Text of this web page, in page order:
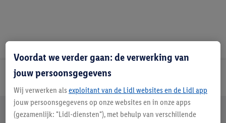
Lidl Nieuwsbrief
Jouw voordelen bij ons als Lidl webshop klant
Gratis retourneren Veilig winkelen
Voordat we verder gaan: de verwerking van
jouw persoonsgegevens
Wij verwerken als exploitant van de Lidl websites en de Lidl app
jouw persoonsgegevens op onze websites en in onze apps
(gezamenlijk: "Lidl-diensten"), met behulp van verschillende